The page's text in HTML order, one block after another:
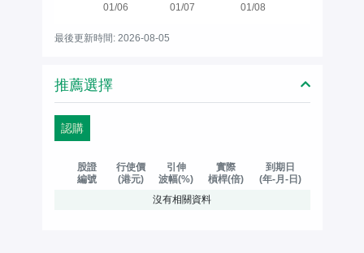
01/06 01/07 01/08
最後更新時間: 2026-08-05
推薦選擇
認購
股證
編號
行使價
(港元)
引伸
波幅(%)
實際
槓桿(倍)
到期日
(年-月-日)
沒有相關資料